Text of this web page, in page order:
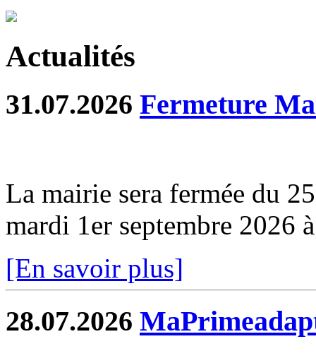
Actualités
31.07.2026 Fermeture
La mairie sera fermée du
mardi 1er septembre 2026
[En savoir plus]
28.07.2026